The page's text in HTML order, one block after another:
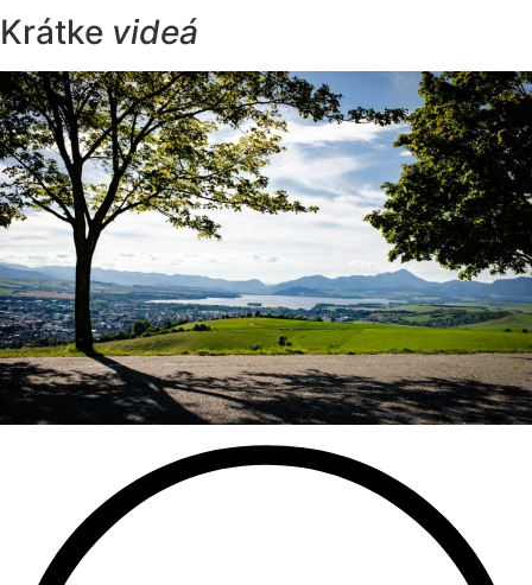
Krátke videá